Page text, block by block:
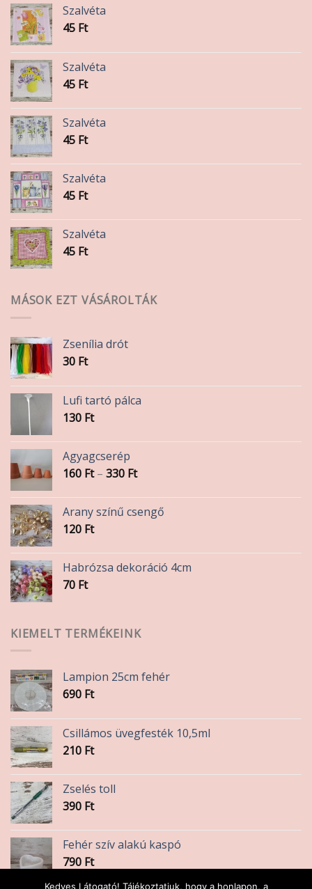
Szalvéta
45 Ft
Szalvéta
45 Ft
Szalvéta
45 Ft
Szalvéta
45 Ft
Szalvéta
45 Ft
MÁSOK EZT VÁSÁROLTÁK
Zsenília drót
30 Ft
Lufi tartó pálca
130 Ft
Agyagcserép
160 Ft – 330 FtÁrtartomány:
-
330 Ft
Arany színű csengő
120 Ft
Habrózsa dekoráció 4cm
70 Ft
KIEMELT TERMÉKEINK
Lampion 25cm fehér
690 Ft
Csillámos üvegfesték 10,5ml
210 Ft
Zselés toll
390 Ft
Fehér szív alakú kaspó
790 Ft
Kedves Látogató! Tájékoztatjuk, hogy a honlapon, a